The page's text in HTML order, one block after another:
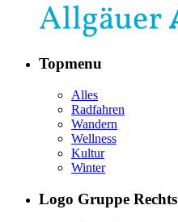
Topmenu
Alles
Radfahren
Wandern
Wellness
Kultur
Winter
Logo Gruppe Rechts